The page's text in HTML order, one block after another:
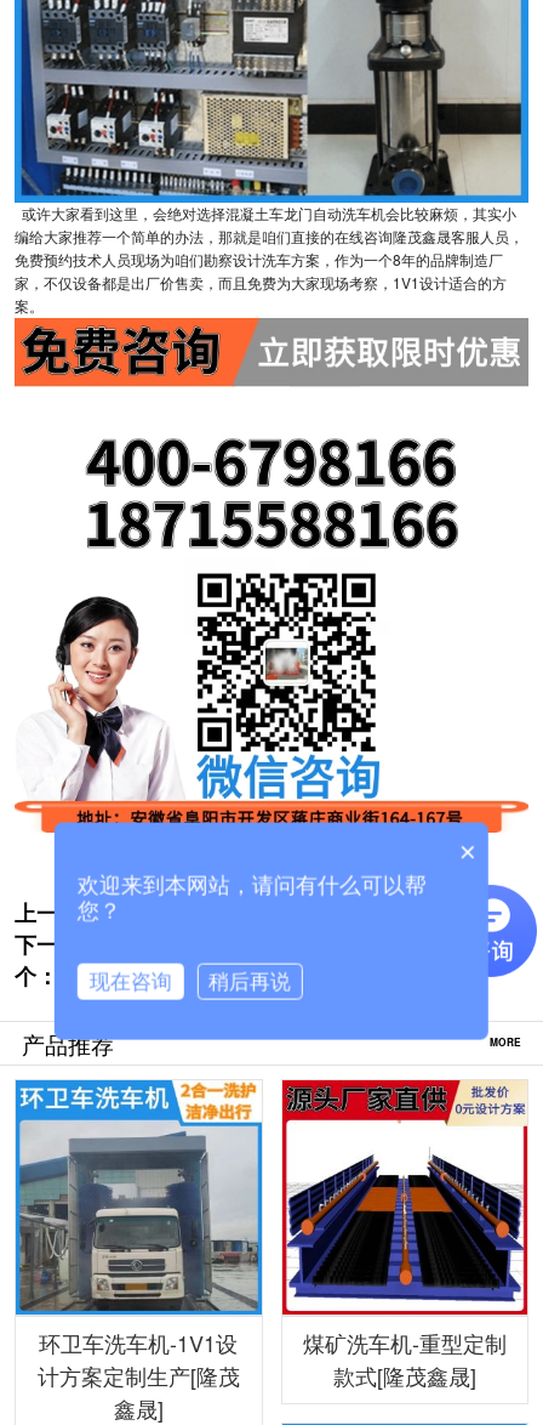
或许大家看到这里，会绝对选择混凝土车龙门自动洗车机会比较麻烦，其实小
编给大家推荐一个简单的办法，那就是咱们直接的在线咨询隆茂鑫晟客服人员，
免费预约技术人员现场为咱们勘察设计洗车方案，作为一个8年的品牌制造厂
家，不仅设备都是出厂价售卖，而且免费为大家现场考察，1V1设计适合的方
案。
上一个: 新野工程龙门洗车机-0元设计30S洁净方案
下一
个：
广西隧道式洗车机厂家-多种款式支持定制
[隆茂鑫晟]
产品推荐 MORE
环卫车洗车机-1V1设
计方案定制生产[隆茂
鑫晟]
煤矿洗车机-重型定制
款式[隆茂鑫晟]
×
欢迎来到本网站，请问有什么可以帮
您？
现在咨询 稍后再说